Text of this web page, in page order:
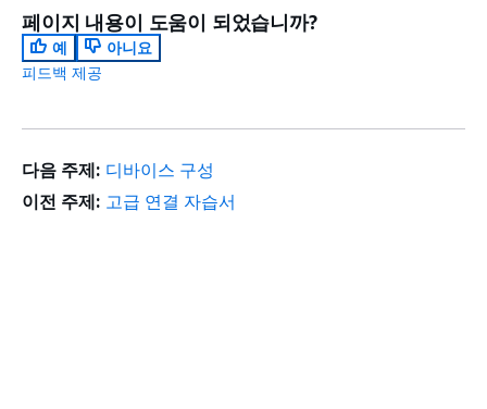
페이지 내용이 도움이 되었습니까?
예
아니요
피드백 제공
다음 주제: 디바이스 구성
이전 주제: 고급 연결 자습서